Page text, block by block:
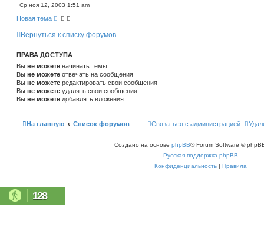
Ср ноя 12, 2003 1:51 am
Новая тема
Вернуться к списку форумов
ПРАВА ДОСТУПА
Вы не можете начинать темы
Вы не можете отвечать на сообщения
Вы не можете редактировать свои сообщения
Вы не можете удалять свои сообщения
Вы не можете добавлять вложения
На главную Список форумов Связаться с администрацией
Создано на основе phpBB® Forum Software ©
Русская поддержка phpBB
Конфиденциальность | Правила
128